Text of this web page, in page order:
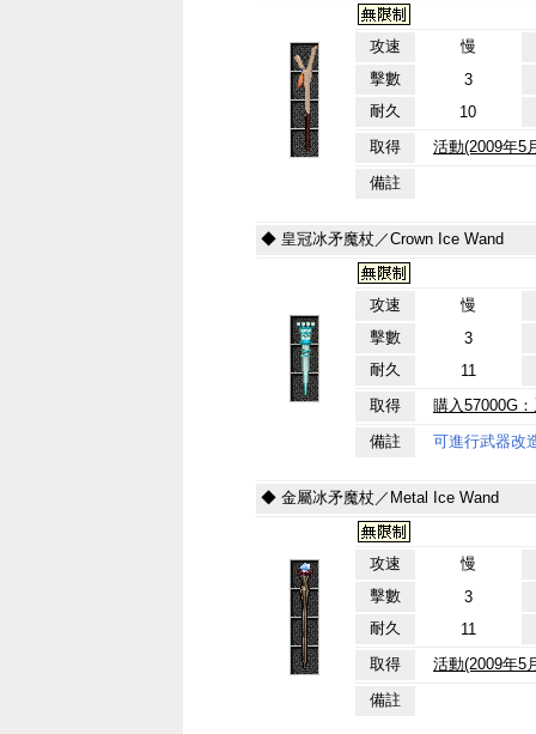
攻速
慢
擊數
3
耐久
10
取得
活動(2009年5
備註
◆ 皇冠冰矛魔杖／Crown Ice Wand
攻速
慢
擊數
3
耐久
11
取得
購入57000G
備註
可進行武器改
◆ 金屬冰矛魔杖／Metal Ice Wand
攻速
慢
擊數
3
耐久
11
取得
活動(2009年5
備註